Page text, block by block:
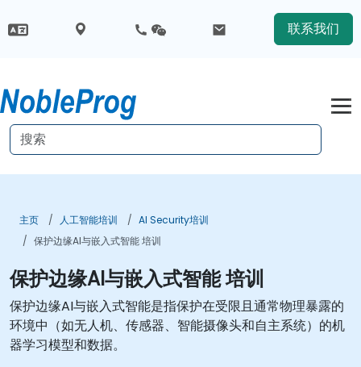
联系我们
主页 人工智能培训
AI Security培训
保护边缘AI与嵌入式智能 培训
保护边缘AI与嵌入式智能 培训
保护边缘AI与嵌入式智能是指保护在受限且通常物理暴露的
环境中（如无人机、传感器、智能摄像头和自主系统）的机
器学习模型和数据。